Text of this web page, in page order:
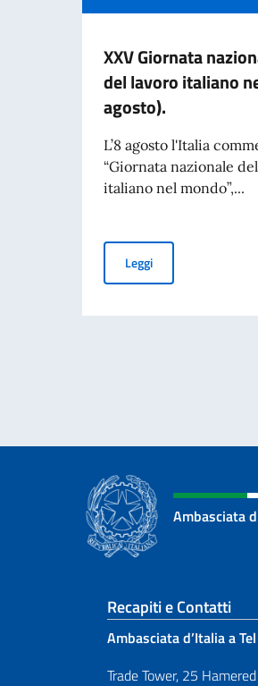
XXV Giornata
del lavoro italiano
agosto).
L’8 agosto l'Italia
“Giornata nazionale
italiano nel mondo”,...
LeggiXXV Giornata
Ambasciata
Sezione
Recapiti e Contatti
Ambasciata d’Italia a
Trade Tower, 25